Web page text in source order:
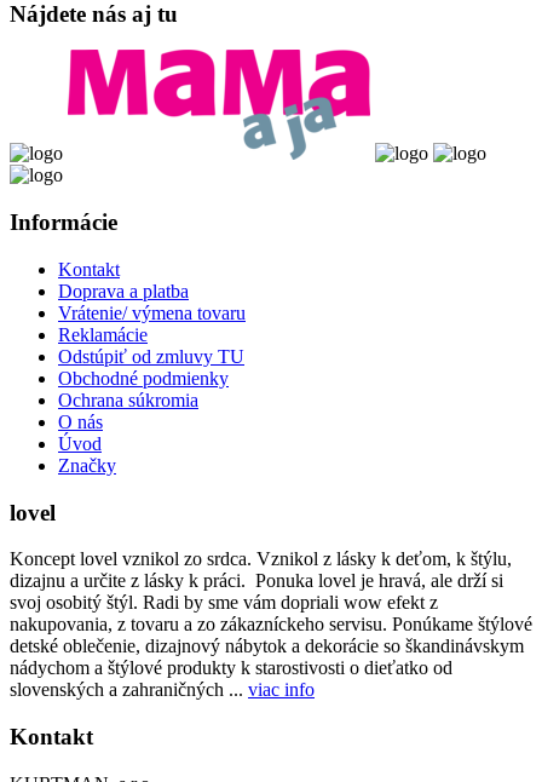
Nájdete nás aj tu
Informácie
Kontakt
Doprava a platba
Vrátenie/ výmena tovaru
Reklamácie
Odstúpiť od zmluvy TU
Obchodné podmienky
Ochrana súkromia
O nás
Úvod
Značky
lovel
Koncept lovel vznikol zo srdca. Vznikol z lásky k deťom, k štýlu,
dizajnu a určite z lásky k práci. Ponuka lovel je hravá, ale drží si
svoj osobitý štýl. Radi by sme vám dopriali wow efekt z
nakupovania, z tovaru a zo zákazníckeho servisu. Ponúkame štýlové
detské oblečenie, dizajnový nábytok a dekorácie so škandinávskym
nádychom a štýlové produkty k starostivosti o dieťatko od
slovenských a zahraničných ... viac info
Kontakt